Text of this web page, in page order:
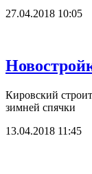
27.04.2018 10:05
Кировский
зимней спячки
13.04.2018 11:45